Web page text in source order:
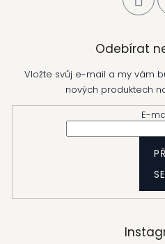
Odebírat
Vložte svůj e-mail a my vám
nových produktech
E-
SE